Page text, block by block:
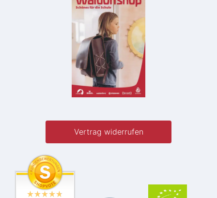
Vertrag widerrufen